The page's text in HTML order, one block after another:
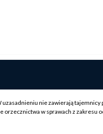
nie zawierają
w sprawach z